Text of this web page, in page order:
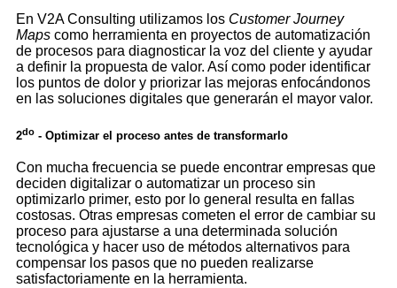
En V2A Consulting utilizamos los Customer Journey
Maps como herramienta en proyectos de automatización
de procesos para diagnosticar la voz del cliente y ayudar
a definir la propuesta de valor. Así como poder identificar
los puntos de dolor y priorizar las mejoras enfocándonos
en las soluciones digitales que generarán el mayor valor.
2do - Optimizar el proceso antes de transformarlo
Con mucha frecuencia se puede encontrar empresas que
deciden digitalizar o automatizar un proceso sin
optimizarlo primer, esto por lo general resulta en fallas
costosas. Otras empresas cometen el error de cambiar su
proceso para ajustarse a una determinada solución
tecnológica y hacer uso de métodos alternativos para
compensar los pasos que no pueden realizarse
satisfactoriamente en la herramienta.